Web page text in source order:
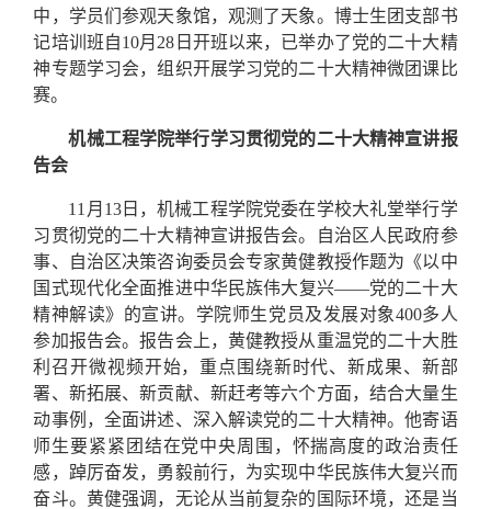
中，学员们参观天象馆，观测了天象。博士生团支部书
记培训班自10月28日开班以来，已举办了党的二十大精
神专题学习会，组织开展学习党的二十大精神微团课比
赛。
机械工程学院举行学习贯彻党的二十大精神宣讲报
告会
11月13日，机械工程学院党委在学校大礼堂举行学
习贯彻党的二十大精神宣讲报告会。自治区人民政府参
事、自治区决策咨询委员会专家黄健教授作题为《以中
国式现代化全面推进中华民族伟大复兴——党的二十大
精神解读》的宣讲。学院师生党员及发展对象400多人
参加报告会。报告会上，黄健教授从重温党的二十大胜
利召开微视频开始，重点围绕新时代、新成果、新部
署、新拓展、新贡献、新赶考等六个方面，结合大量生
动事例，全面讲述、深入解读党的二十大精神。他寄语
师生要紧紧团结在党中央周围，怀揣高度的政治责任
感，踔厉奋发，勇毅前行，为实现中华民族伟大复兴而
奋斗。黄健强调，无论从当前复杂的国际环境，还是当